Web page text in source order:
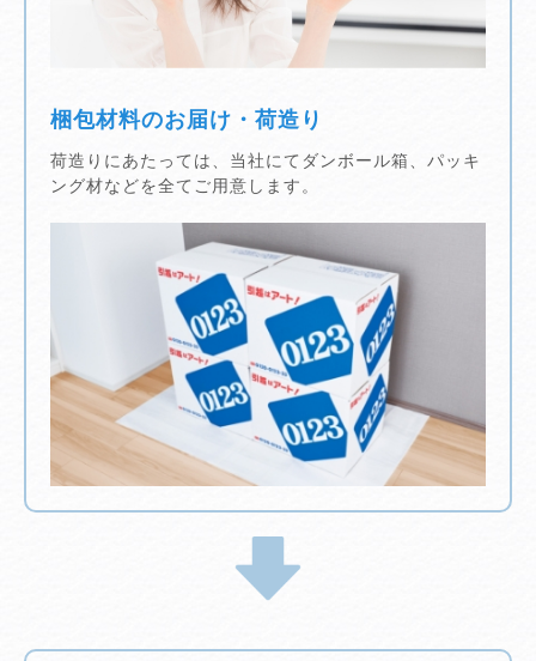
梱包材料のお届け・荷造り
荷造りにあたっては、当社にてダンボール箱、パッキ
ング材などを全てご用意します。